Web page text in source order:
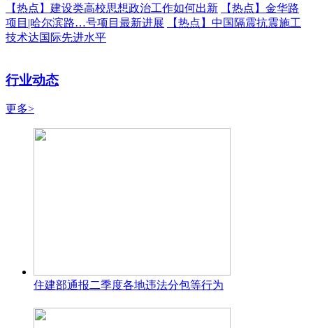
【热点】 建设类高校思想政治工作如何出新 【热点】 金华路
项目|哈尔滨路…号项目最新进展
【热点】 中国隔震抗震施工
技术达国际先进水平
行业动态
更多>
住建部通报二季度各地违法分包等行为